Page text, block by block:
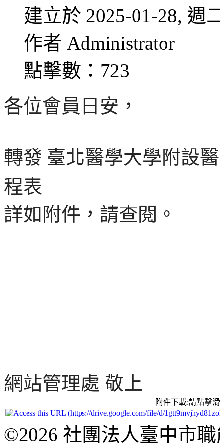
建立於 2025-01-28, 週
作者 Administrator
點擊數：723
各位會員日安，
轉發 臺北醫學大學附設
程表
詳如附件，請查閱。
網站管理處 敬上
附件下載:請點擊
©2026 社團法人臺中市